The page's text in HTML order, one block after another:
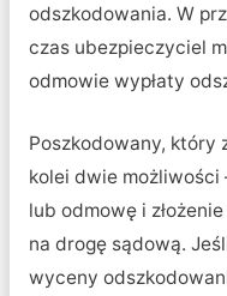
odszkodowania. W
czas ubezpieczyciel
odmowie wypłaty
Poszkodowany, który
kolei dwie
lub odmowę i
na drogę sądową.
wyceny